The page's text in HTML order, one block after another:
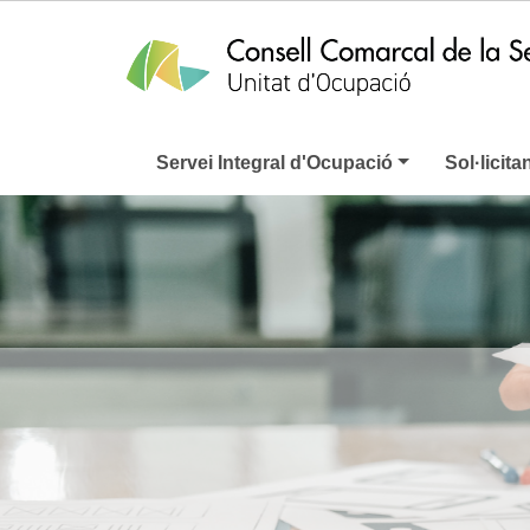
Servei Integral d'Ocupació